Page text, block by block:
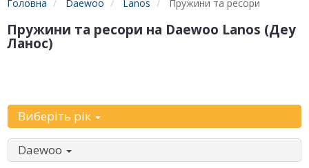
Головна Daewoo Lanos Пружини та ресори
Пружини та ресори на Daewoo Lanos (Деу
Ланос)
Виберіть рік
Daewoo